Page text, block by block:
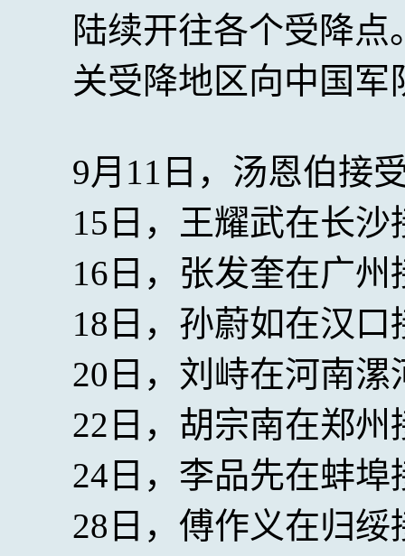
陆续开往各个受降点
关受降地区向中国军
9月11日，汤恩伯接
15日，王耀武在长
16日，张发奎在广
18日，孙蔚如在汉
20日，刘峙在河南
22日，胡宗南在郑州
24日，李品先在蚌埠
28日，傅作义在归绥